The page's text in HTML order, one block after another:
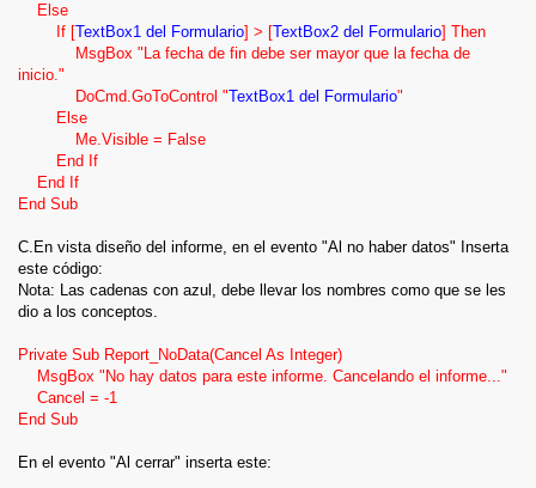
Else
If [TextBox1 del Formulario] > [TextBox2 del Formulario] Then
MsgBox "La fecha de fin debe ser mayor que la fecha de
inicio."
DoCmd.GoToControl "TextBox1 del Formulario"
Else
Me.Visible = False
End If
End If
End Sub
C.En vista diseño del informe, en el evento "Al no haber datos" Inserta
este código:
Nota: Las cadenas con azul, debe llevar los nombres como que se les
dio a los conceptos.
Private Sub Report_NoData(Cancel As Integer)
MsgBox "No hay datos para este informe. Cancelando el informe..."
Cancel = -1
End Sub
En el evento "Al cerrar" inserta este:
El formilario catalogo2 tiene dos controles que que son los
campos codigo y nombre de la tabla catalogo
Ahora bien, lo que vamos hacer es que al memento de dar
doble click en un elemento de la Lista en el formulario catalogo
y que nos abra el formulario catalogo2 en el segistro
seleccionado.
En el evento al hacer doble click del listbox (Lista1) pegamos
este código.
DoCmd.OpenForm "Catalogo2", , , "[Catalogo.codigo] =" &
Forms!Catalogo1!codigo
BUSQUEDA HACIA ATRAR O INVERSA EN ACCESS CON
VBA
En este tema vamos a ver como podemos buscar un registro
especifico hacia atras, es decir que nos busque el último